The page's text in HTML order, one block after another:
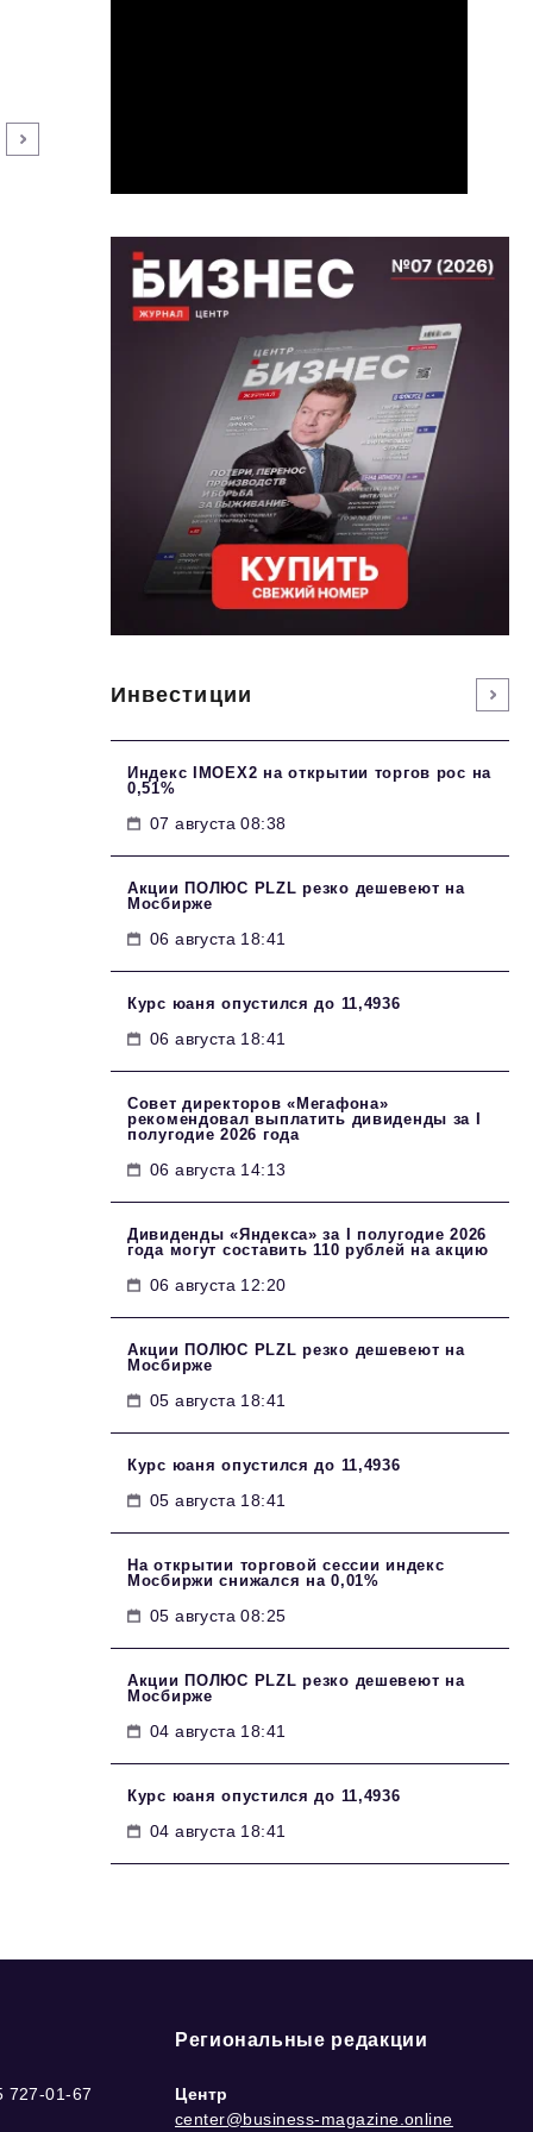
Инвестиции
Индекс IMOEX2 на открытии торгов рос на
0,51%
07 августа 08:38
Акции ПОЛЮС PLZL резко дешевеют на
Мосбирже
06 августа 18:41
Курс юаня опустился до 11,4936
06 августа 18:41
Совет директоров «Мегафона»
рекомендовал выплатить дивиденды за I
полугодие 2026 года
06 августа 14:13
Дивиденды «Яндекса» за I полугодие 2026
года могут составить 110 рублей на акцию
06 августа 12:20
Акции ПОЛЮС PLZL резко дешевеют на
Мосбирже
05 августа 18:41
Курс юаня опустился до 11,4936
05 августа 18:41
На открытии торговой сессии индекс
Мосбиржи снижался на 0,01%
05 августа 08:25
Акции ПОЛЮС PLZL резко дешевеют на
Мосбирже
04 августа 18:41
Курс юаня опустился до 11,4936
04 августа 18:41
727-01-67
Региональные редакции
Центр
center@business-magazine.online